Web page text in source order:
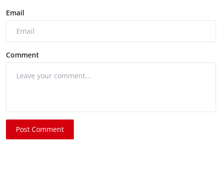
Email
Comment
Post Comment